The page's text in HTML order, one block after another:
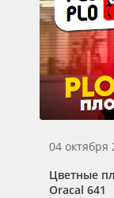
04 октября
Цветные
Oracal 641